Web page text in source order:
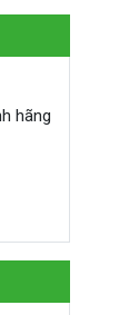
hãng